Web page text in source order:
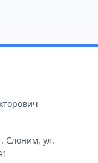
Слоним, ул.